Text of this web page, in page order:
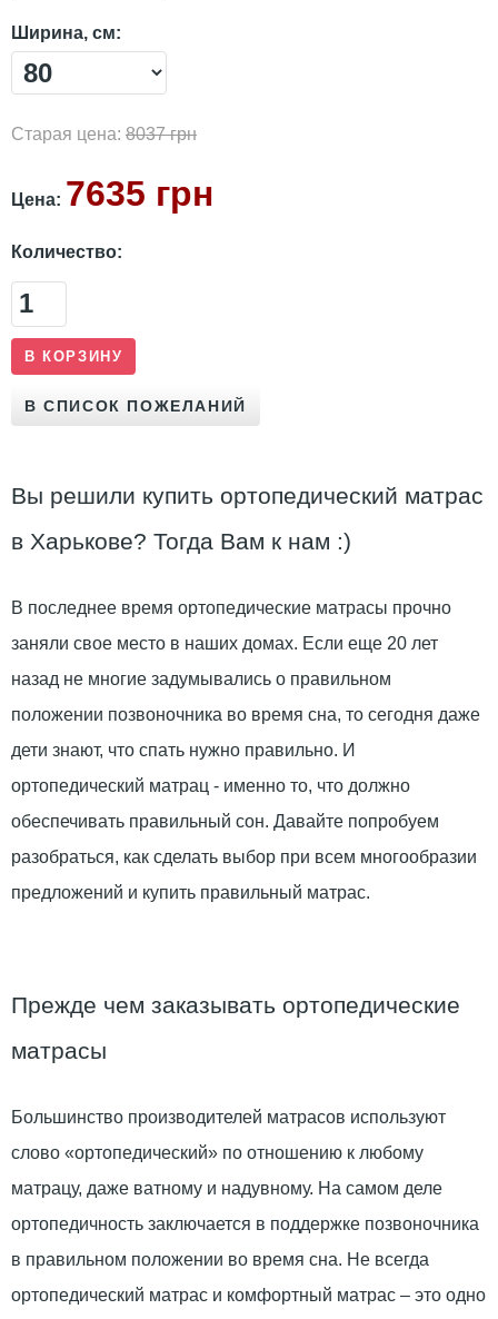
Ширина, см:
Старая цена: 8037 грн
Цена: 7635 грн
Количество:
Вы решили купить ортопедический матрас
в Харькове? Тогда Вам к нам :)
В последнее время ортопедические матрасы прочно
заняли свое место в наших домах. Если еще 20 лет
назад не многие задумывались о правильном
положении позвоночника во время сна, то сегодня даже
дети знают, что спать нужно правильно. И
ортопедический матрац - именно то, что должно
обеспечивать правильный сон. Давайте попробуем
разобраться, как сделать выбор при всем многообразии
предложений и купить правильный матрас.
Прежде чем заказывать ортопедические
матрасы
Большинство производителей матрасов используют
слово «ортопедический» по отношению к любому
матрацу, даже ватному и надувному. На самом деле
ортопедичность заключается в поддержке позвоночника
в правильном положении во время сна. Не всегда
ортопедический матрас и комфортный матрас – это одно